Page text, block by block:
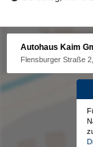
Autohaus Kaim
Flensburger Straße